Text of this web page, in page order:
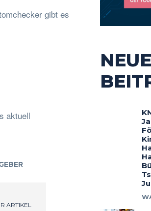
gibt es
aktuell
ARTIKEL